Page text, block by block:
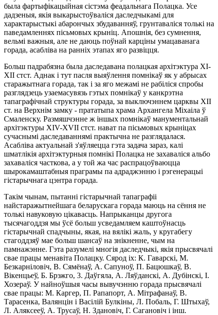
была фартыфiкацыйная сiстэма феадальнага Полацка. Усе
дадзеныя, якiя выкарыстоўвалiся даследчыкамi для
характарыстыкi абарончых збудаванняў, грунтавалiся толькi на
паведамленнях пiсьмовых крынiц. Апошнiя, без сумнення,
вельмi важныя, але не даюць поўнай карцiны умацаванага
горада, асаблiва на раннiх этапах яго развiцця.
Больш падрабязна была даследавана полацкая архiтэктура XI-
XII стст. Аднак i тут пасля выяўлення помнiкаў як у абрысах
старажытнага горада, так i за яго межамi не рабiлiся спробы
разглядзець узаемасувязь гэтых помнiкаў у канкрэтна
тапаграфiчнай структуры горада, за выключэннем царквы XII
ст. на Верхнiм замку - прататыпа храма Архангела Мiхаiла ў
Смаленску. Размяшчэнне ж iншых помнiкаў манументальнай
архiтэктуры XIV-XVII стст. нават па пiсьмовых крынiцах
сучаснымi даследаваннямi практычна не разглядалася.
Асаблiва актуальнай з'яўляецца гэта задача зараз, калi
шматлiкiя архiтэктурныя помнiкi Полацка не захавалiся альбо
захавалiся часткова, а у той жа час распрацоўваюцца
шырокамаштабныя праграмы па адраджэнню i рэгенерацыi
гiстарычнага цэнтра горада.
Такiм чынам, пытаннi гiстарычнай тапаграфii
найстаражытнейшага беларускага горада маюць на сёння не
толькi навуковую цiкавасць. Напрыканцы другога
тысячагоддзя мы ўсё больш усведамляем каштоўнасць
гiстарычнай спадчыны, якая, на вялiкi жаль, у кругабегу
стагоддзяў мае больш шансаў на знiкненне, чым на
памнажэнне. Гэта разумелi многiя даследчыкi, якiя прысвячалi
свае працы менавiта Полацку. Сярод iх: К. Гаварскi, М.
Безкарнiловiч, В. Сямёнаў, А. Сапуноў, П. Бацюшкаў, В.
Вiкенцьеў, Б. Брэжго, 3. Даўгяла, А. Ляўданскi, А. Дубiнскi, I.
Хозераў. У найноўшыя часы вывучэнню горада прысвячалi
свае працы: М. Каргер, П. Рапапорт, А. Мiтрафанаў, В.
Тарасенка, Валянцiн i Васiлiй Булкiны, Л. Побаль, Г. Штыхаў,
Л. Аляксееў, А. Трусаў, Н. Здановiч, Г. Сагановiч i iнш.